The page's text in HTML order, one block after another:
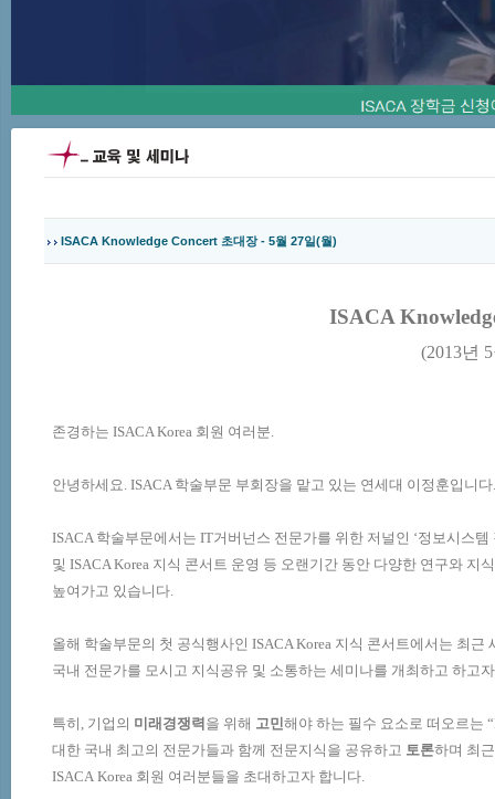
ISACA Knowledge Concert 초대장 - 5월 27일(월)
ISACA
(2013년 5
존경하는 ISACA Korea 회원 여러분.
안녕하세요. ISACA 학술부문 부회장을 맡고 있는 연세대 이정훈입니다.
ISACA 학술부문에서는 IT거버넌스 전문가를 위한 저널인 ‘정보시스템
및 ISACA Korea 지식 콘서트 운영 등 오랜기간 동안 다양한 연구와 지
높여가고 있습니다.
올해 학술부문의 첫 공식행사인 ISACA Korea 지식 콘서트에서는 최근
국내 전문가를 모시고 지식공유 및 소통하는 세미나를 개최하고 하고
특히 , 기업의 미래경쟁력 을 위해 고민해야 하는 필수 요소로 떠오르는 “
대한 국내 최고의 전문가들과 함께 전문지식을 공유하고 토론하며 최근
ISACA Korea 회원 여러분들을 초대하고자 합니다.